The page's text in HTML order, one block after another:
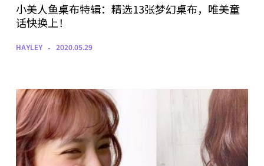
小美人鱼桌布特辑：精选13张梦幻桌布，唯美童
话快换上！
HAYLEY 2020.05.29